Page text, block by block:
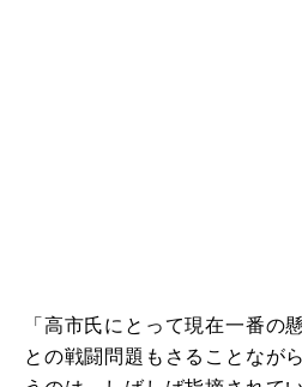
「高市氏にとって現在一番の
との戦闘問題もさることなが